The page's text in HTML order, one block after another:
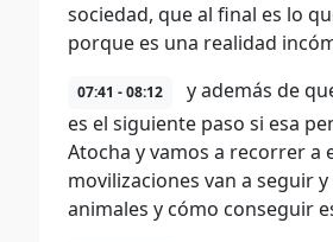
sociedad, que al final es lo
porque es una realidad
07:41 - 08:12
y además de
es el siguiente paso si esa
Atocha y vamos a recorrer a
movilizaciones van a seguir
animales y cómo conseguir